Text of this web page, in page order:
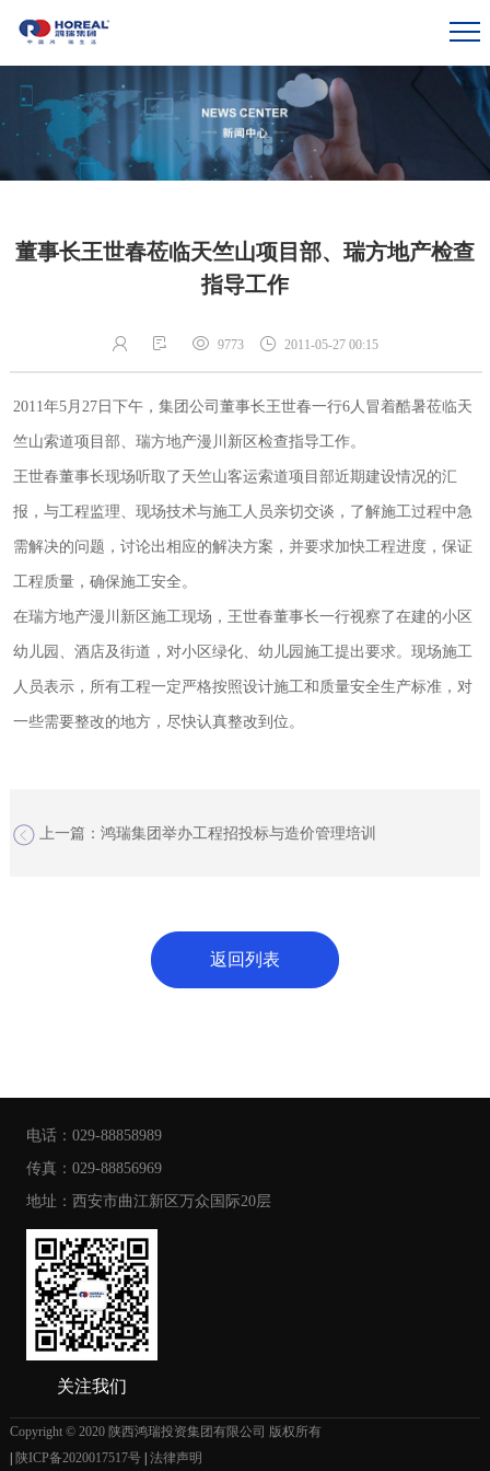
董事长王世春莅临天竺山项目部、瑞方地产检查
指导工作
9773 2011-05-27 00:15
2011年5月27日下午，集团公司董事长王世春一行6人冒着酷暑莅临天
竺山索道项目部、瑞方地产漫川新区检查指导工作。
王世春董事长现场听取了天竺山客运索道项目部近期建设情况的汇
报，与工程监理、现场技术与施工人员亲切交谈，了解施工过程中急
需解决的问题，讨论出相应的解决方案，并要求加快工程进度，保证
工程质量，确保施工安全。
在瑞方地产漫川新区施工现场，王世春董事长一行视察了在建的小区
幼儿园、酒店及街道，对小区绿化、幼儿园施工提出要求。现场施工
人员表示，所有工程一定严格按照设计施工和质量安全生产标准，对
一些需要整改的地方，尽快认真整改到位。
上一篇：鸿瑞集团举办工程招投标与造价管理培训
返回列表
电话：029-88858989
传真：029-88856969
地址：西安市曲江新区万众国际20层
关注我们
Copyright © 2020 陕西鸿瑞投资集团有限公司 版权所有
陕ICP备2020017517号| 法律声明